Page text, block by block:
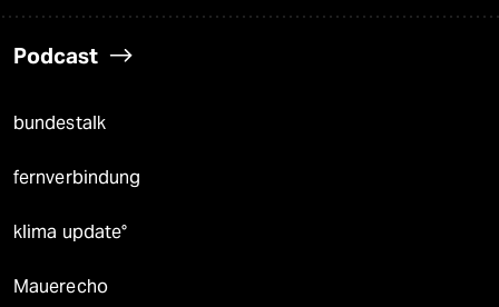
Podcast
bundestalk
fernverbindung
klima update°
Mauerecho